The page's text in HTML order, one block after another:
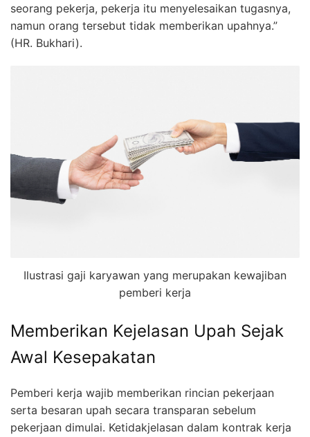
seorang pekerja, pekerja itu menyelesaikan tugasnya,
namun orang tersebut tidak memberikan upahnya.”
(HR. Bukhari).
Ilustrasi gaji karyawan yang merupakan kewajiban
pemberi kerja
Memberikan Kejelasan Upah Sejak
Awal Kesepakatan
Pemberi kerja wajib memberikan rincian pekerjaan
serta besaran upah secara transparan sebelum
pekerjaan dimulai. Ketidakjelasan dalam kontrak kerja